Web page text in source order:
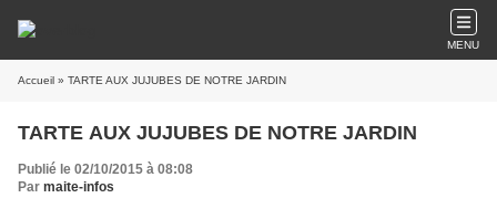
MENU
Accueil » TARTE AUX JUJUBES DE NOTRE JARDIN
TARTE AUX JUJUBES DE NOTRE JARDIN
Publié le 02/10/2015 à 08:08
Par maite-infos